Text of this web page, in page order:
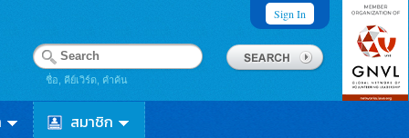
Sign In
ชื่อ, คีย์เวิร์ด, คำค้น
สมาชิก